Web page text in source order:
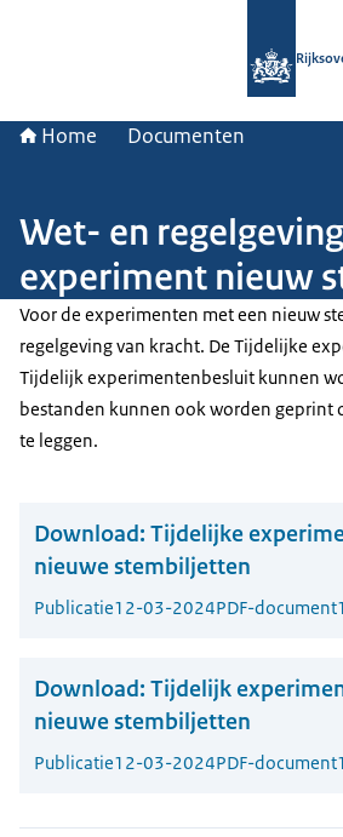
Home Documenten
Wet- en regelgeving
experiment nieuw
Voor de experimenten met een nieuw
regelgeving van kracht. De Tijdelijke
Tijdelijk experimentenbesluit kunnen
bestanden kunnen ook worden geprint
te leggen.
Download: Tijdelijke
nieuwe stembiljetten
Publicatie12-03-2024PDF-document
Download: Tijdelijk
nieuwe stembiljetten
Publicatie12-03-2024PDF-document